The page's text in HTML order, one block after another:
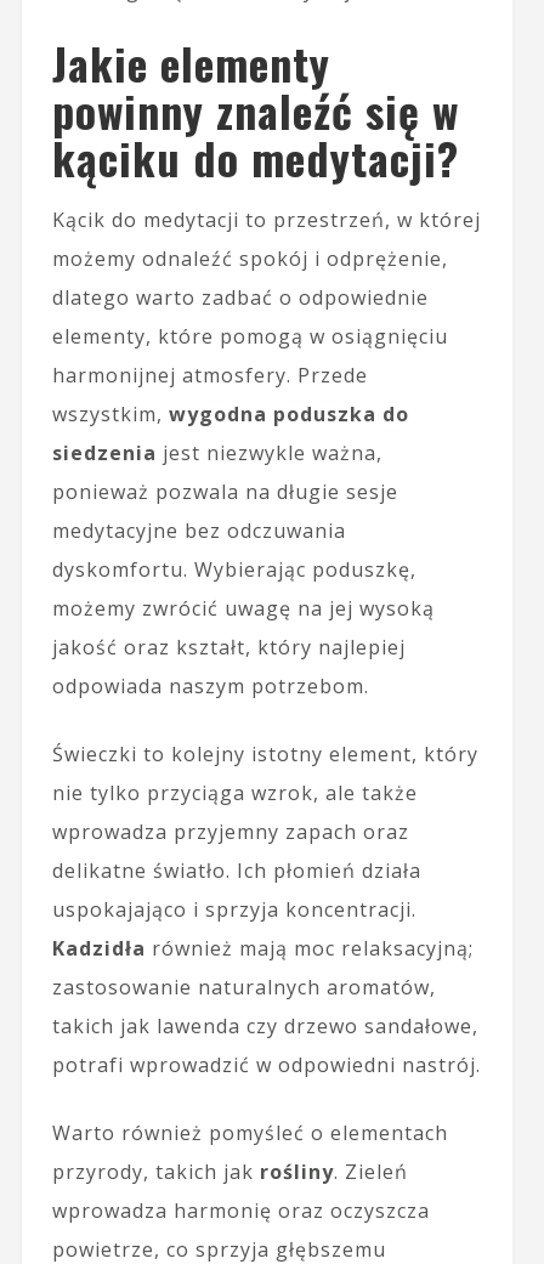
Jakie elementy
powinny znaleźć się w
kąciku do medytacji?
Kącik do medytacji to przestrzeń, w której
możemy odnaleźć spokój i odprężenie,
dlatego warto zadbać o odpowiednie
elementy, które pomogą w osiągnięciu
harmonijnej atmosfery. Przede
wszystkim, wygodna poduszka do
siedzenia jest niezwykle ważna,
ponieważ pozwala na długie sesje
medytacyjne bez odczuwania
dyskomfortu. Wybierając poduszkę,
możemy zwrócić uwagę na jej wysoką
jakość oraz kształt, który najlepiej
odpowiada naszym potrzebom.
Świeczki to kolejny istotny element, który
nie tylko przyciąga wzrok, ale także
wprowadza przyjemny zapach oraz
delikatne światło. Ich płomień działa
uspokajająco i sprzyja koncentracji.
Kadzidła również mają moc relaksacyjną;
zastosowanie naturalnych aromatów,
takich jak lawenda czy drzewo sandałowe,
potrafi wprowadzić w odpowiedni nastrój.
Warto również pomyśleć o elementach
przyrody, takich jak rośliny. Zieleń
wprowadza harmonię oraz oczyszcza
powietrze, co sprzyja głębszemu